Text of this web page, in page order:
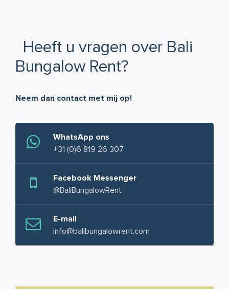
Heeft u vragen over Bali
Bungalow Rent?
Neem dan contact met mij op!
WhatsApp ons
+31 (0)6 819 26 307
Facebook Messenger
@BaliBungalowRent
E-mail
info@balibungalowrent.com